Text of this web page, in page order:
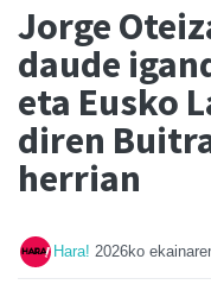
Jorge
daude
eta Eusko
diren
herrian
Hara! 2026ko